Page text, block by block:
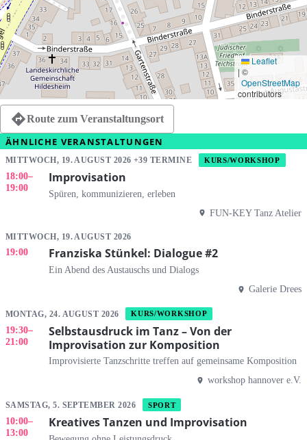
Leaflet
|©
OpenStreetMap
contributors
Route zum Veranstaltungsort
ÄHNLICHE VERANSTALTUNGEN
MITTWOCH, 19. AUGUST 2026 +39 TERMINE KURS/WORKSHOP
18:00–
19:00
Improvisation
Spüren, kommunizieren, erleben
FUN-KEY Tanz Atelier
MITTWOCH, 19. AUGUST 2026
19:00 Franziska Stünkel: Dialogue #2
Ein Abend des Austauschs und Dialogs
Galerie Drees
MONTAG, 24. AUGUST 2026 KURS/WORKSHOP
19:30–
21:00
Selbstausdruck im Tanz – Von der
Improvisation zur Komposition
Improvisierte Tanzschritte treffen auf gemeinsame Komposition
workshop hannover e.V.
SAMSTAG, 5. SEPTEMBER 2026 SPORT
10:00–
13:00
Kreatives Tanzen und Improvisation